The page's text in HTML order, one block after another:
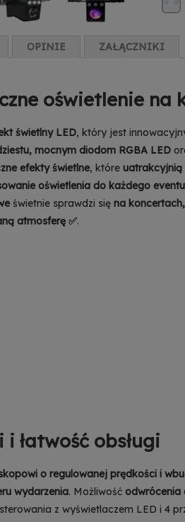
oświetlenie na
świetlny LED, który jest
mocnym diodom RGBA LED
efekty świetlne, które uatrakcyjnią
oświetlenia do każdego eventu
świetnie sprawdzi się na
atmosferę ✅.
łatwość obsługi
o regulowanej prędkości i
wydarzenia. Możliwość odwrócenia
z wyświetlaczem LED i 4
OPINIE ZAŁĄCZNIKI